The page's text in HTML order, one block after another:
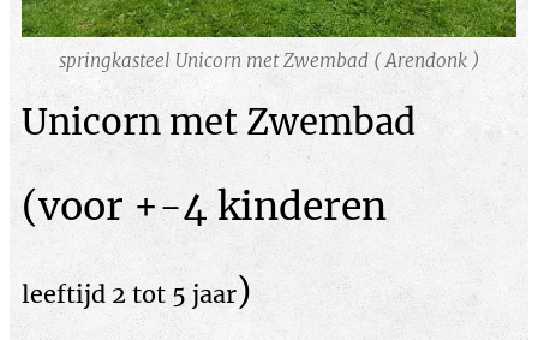
springkasteel Unicorn met Zwembad ( Arendonk )
Unicorn met Zwembad
(voor +-4 kinderen
leeftijd 2 tot 5 jaar)